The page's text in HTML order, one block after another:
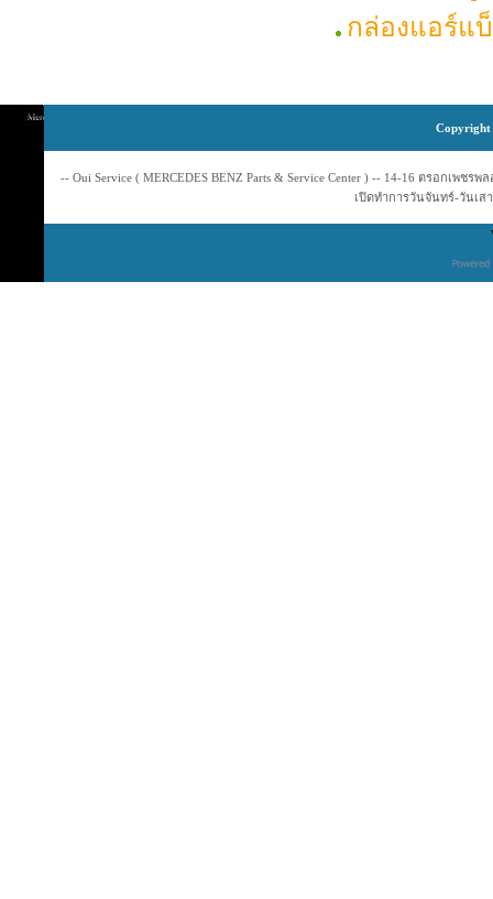
กล่องแอร์แ
Copyright
-- Oui Service ( MERCEDES BENZ Parts & Service Center ) -- 14-16 ตรอกเพชร
เปิดทำการวันจันทร์-วันเส